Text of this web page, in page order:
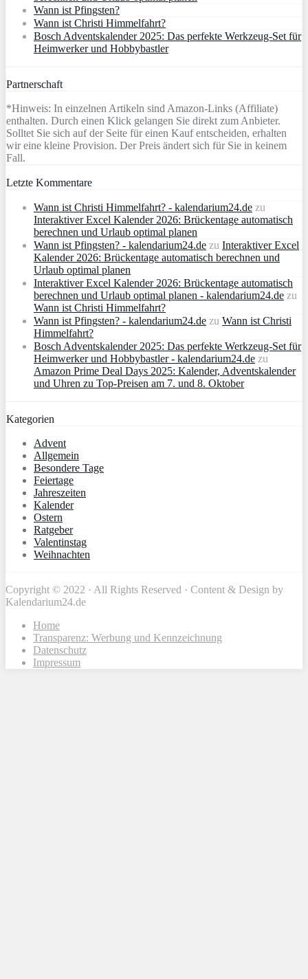
Wann ist Pfingsten?
Wann ist Christi Himmelfahrt?
Bosch Adventskalender 2025: Das perfekte Werkzeug-Set für
Heimwerker und Hobbybastler
Partnerschaft
*Hinweis: In einzelnen Artikeln sind Amazon-Links (Affiliate)
enthalten. Durch einen Klick gelangen Sie direkt zum Anbieter.
Solltet Sie sich auf der Seite für einen Kauf entscheiden, erhalten
wir eine kleine Provision. Der Preis ändert sich für Sie in keinem
Fall.
Letzte Kommentare
Wann ist Christi Himmelfahrt? - kalendarium24.de zu
Interaktiver Excel Kalender 2026: Brückentage automatisch
berechnen und Urlaub optimal planen
Wann ist Pfingsten? - kalendarium24.de zu Interaktiver Excel
Kalender 2026: Brückentage automatisch berechnen und
Urlaub optimal planen
Interaktiver Excel Kalender 2026: Brückentage automatisch
berechnen und Urlaub optimal planen - kalendarium24.de zu
Wann ist Christi Himmelfahrt?
Wann ist Pfingsten? - kalendarium24.de zu Wann ist Christi
Himmelfahrt?
Bosch Adventskalender 2025: Das perfekte Werkzeug-Set für
Heimwerker und Hobbybastler - kalendarium24.de zu
Amazon Prime Deal Days 2025: Kalender, Adventskalender
und Uhren zu Top-Preisen am 7. und 8. Oktober
Kategorien
Advent
Allgemein
Besondere Tage
Feiertage
Jahreszeiten
Kalender
Ostern
Ratgeber
Valentinstag
Weihnachten
Copyright © 2022 · All Rights Reserved · Content & Design by
Kalendarium24.de
Home
Transparenz: Werbung und Kennzeichnung
Datenschutz
Impressum